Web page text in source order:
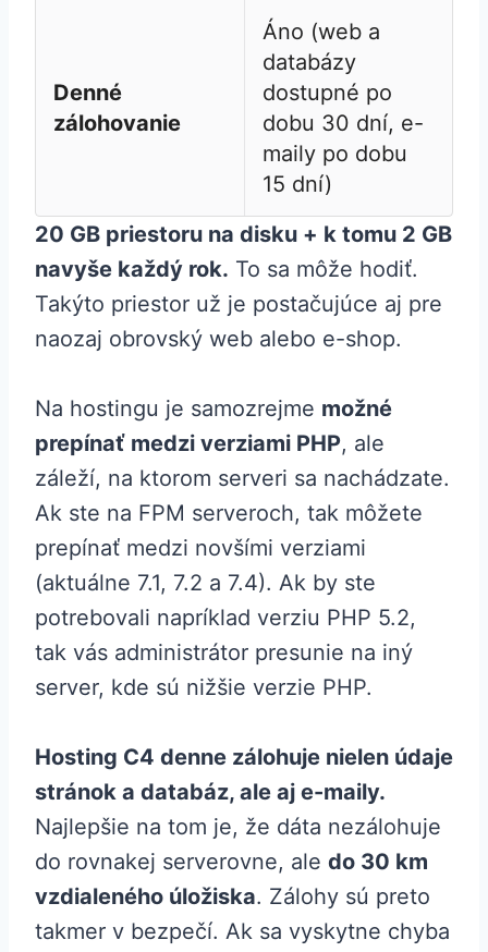
Denné
zálohovanie
Áno (web a
databázy
dostupné po
dobu 30 dní, e-
maily po dobu
15 dní)
20 GB priestoru na disku + k tomu 2 GB
navyše každý rok. To sa môže hodiť.
Takýto priestor už je postačujúce aj pre
naozaj obrovský web alebo e-shop.
Na hostingu je samozrejme možné
prepínať medzi verziami PHP, ale
záleží, na ktorom serveri sa nachádzate.
Ak ste na FPM serveroch, tak môžete
prepínať medzi novšími verziami
(aktuálne 7.1, 7.2 a 7.4). Ak by ste
potrebovali napríklad verziu PHP 5.2,
tak vás administrátor presunie na iný
server, kde sú nižšie verzie PHP.
Hosting C4 denne zálohuje nielen údaje
stránok a databáz, ale aj e-maily.
Najlepšie na tom je, že dáta nezálohuje
do rovnakej serverovne, ale do 30 km
vzdialeného úložiska. Zálohy sú preto
takmer v bezpečí. Ak sa vyskytne chyba